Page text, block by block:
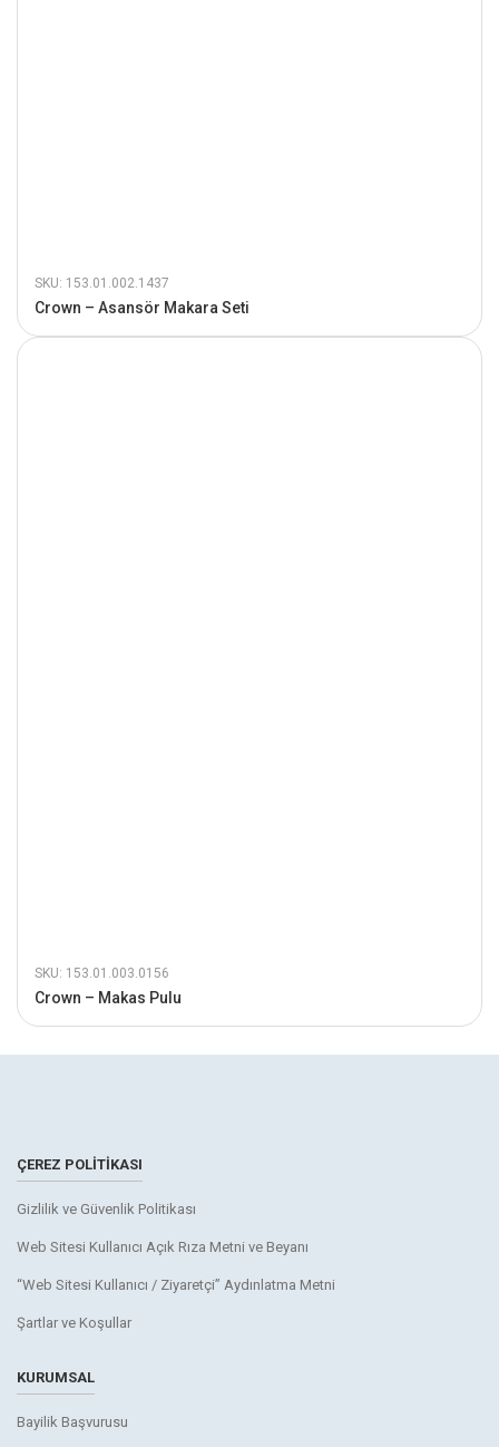
SKU: 153.01.002.1437
Crown – Asansör Makara Seti
SKU: 153.01.003.0156
Crown – Makas Pulu
ÇEREZ POLITIKASI
Gizlilik ve Güvenlik Politikası
Web Sitesi Kullanıcı Açık Rıza Metni ve Beyanı
“Web Sitesi Kullanıcı / Ziyaretçi” Aydınlatma Metni
Şartlar ve Koşullar
KURUMSAL
Bayilik Başvurusu